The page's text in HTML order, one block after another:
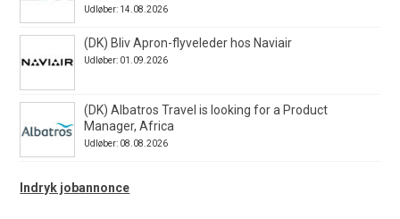
Udløber: 14.08.2026
(DK) Bliv Apron-flyveleder hos Naviair
Udløber: 01.09.2026
(DK) Albatros Travel is looking for a Product
Manager, Africa
Udløber: 08.08.2026
Indryk jobannonce